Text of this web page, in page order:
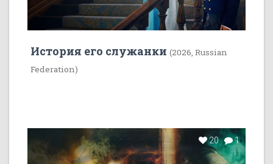
История его служанки (2026, Russian
Federation)
20 1